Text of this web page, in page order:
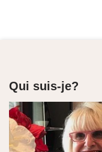
Qui suis-je?